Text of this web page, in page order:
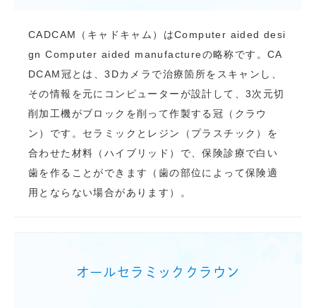
CADCAM（キャドキャム）はComputer aided desi
gn Computer aided manufactureの略称です。CA
DCAM冠とは、3Dカメラで治療箇所をスキャンし、
その情報を元にコンピューターが設計して、3次元切
削加工機がブロックを削って作製する冠（クラウ
ン）です。セラミックとレジン（プラスチック）を
合わせた材料（ハイブリッド）で、保険診療で白い
歯を作ることができます（歯の部位によって保険適
用とならない場合があります）。
オールセラミッククラウン